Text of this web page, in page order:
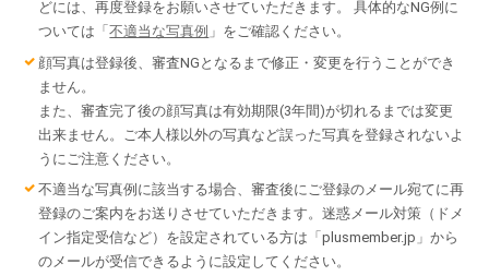
どには、再度登録をお願いさせていただきます。 具体的なNG例に
ついては「不適当な写真例 」をご確認ください。
顔写真は登録後、審査NGとなるまで修正・変更を行うことができ
ません。
また、審査完了後の顔写真は有効期限(3年間)が切れるまでは変更
出来ません。ご本人様以外の写真など誤った写真を登録されないよ
うにご注意ください。
不適当な写真例に該当する場合、審査後にご登録のメール宛てに再
登録のご案内をお送りさせていただきます。迷惑メール対策（ドメ
イン指定受信など）を設定されている方は「plusmember.jp」から
のメールが受信できるように設定してください。